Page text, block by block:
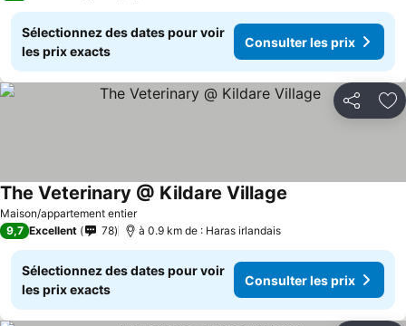
Sélectionnez des dates pour voir
les prix exacts
Consulter les prix
Partager
Maison/appartement entier
The Veterinary @ Kildare Village
9,7 Excellent 78 à 0.9 km de : Haras irlandais
Sélectionnez des dates pour voir
les prix exacts
Consulter les prix